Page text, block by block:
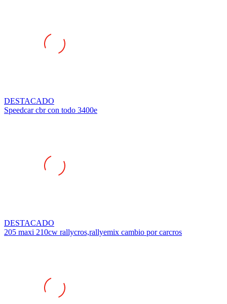
DESTACADO
Speedcar cbr con todo 3400e
DESTACADO
205 maxi 210cw rallycros,rallyemix cambio por carcros